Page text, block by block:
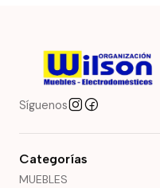
Síguenos
Categorías
MUEBLES